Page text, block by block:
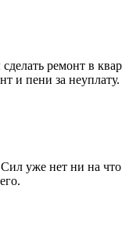
ремонт в
пени за
уже нет ни на